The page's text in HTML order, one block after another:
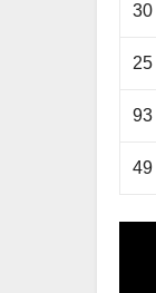
30
25
93
49